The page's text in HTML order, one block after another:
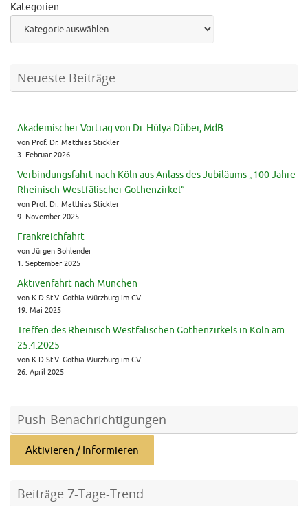
Kategorien
Neueste Beiträge
Akademischer Vortrag von Dr. Hülya Düber, MdB
von Prof. Dr. Matthias Stickler
3. Februar 2026
Verbindungsfahrt nach Köln aus Anlass des Jubiläums „100 Jahre
Rheinisch-Westfälischer Gothenzirkel“
von Prof. Dr. Matthias Stickler
9. November 2025
Frankreichfahrt
von Jürgen Bohlender
1. September 2025
Aktivenfahrt nach München
von K.D.St.V. Gothia-Würzburg im CV
19. Mai 2025
Treffen des Rheinisch Westfälischen Gothenzirkels in Köln am
25.4.2025
von K.D.St.V. Gothia-Würzburg im CV
26. April 2025
Push-Benachrichtigungen
Aktivieren / Informieren
Beiträge 7-Tage-Trend